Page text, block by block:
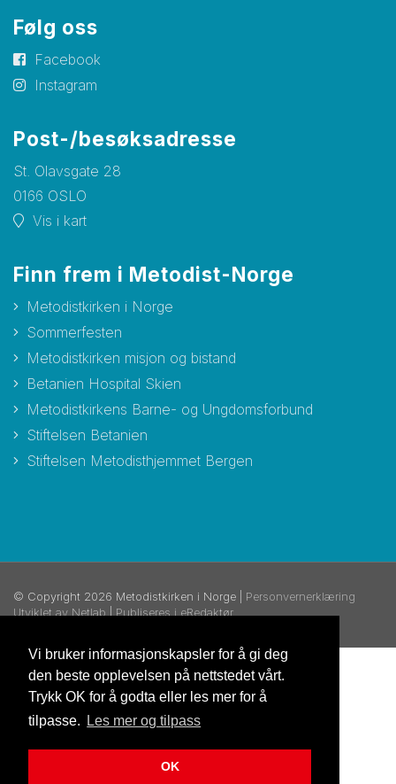
Vi bruker informasjonskapsler for å gi deg
den beste opplevelsen på nettstedet vårt.
Trykk OK for å godta eller les mer for å
tilpasse.
Les mer og tilpass
OK
Følg oss
Facebook
Instagram
Post-/besøksadresse
St. Olavsgate 28
0166 OSLO
Vis i kart
Finn frem i Metodist-Norge
Metodistkirken i Norge
Sommerfesten
Metodistkirken misjon og bistand
Betanien Hospital Skien
Metodistkirkens Barne- og Ungdomsforbund
Stiftelsen Betanien
Stiftelsen Metodisthjemmet Bergen
© Copyright 2026 Metodistkirken i Norge | Personvernerklæring
Utviklet av Netlab|Publiseres i eRedaktør